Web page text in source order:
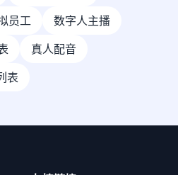
员工
数字人主播
真人配音
表